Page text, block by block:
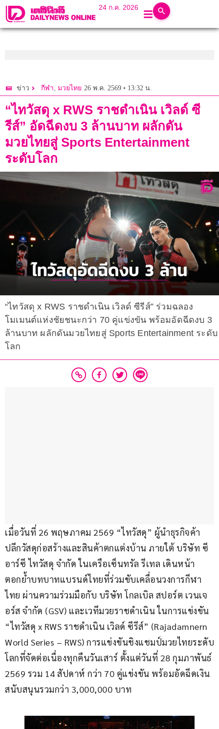
24 ก.ค. 2026
ข่าว กีฬา, มวยไทย 26 พ.ค. 2569 • 13:32 น.
“ไทวัสดุ x RWS ราชดำเนิน เวิลด์ ซี
รีส์” อัดฉีดงบ 3 ล้านบาท ผลักดัน
มวยไทยสู่ Sports Entertainment
ระดับโลก
“ไทวัสดุ x RWS ราชดำเนิน เวิลด์ ซีรีส์” ร่วมฉลอง
โมเมนต์แห่งชัยชนะกว่า 70 คู่แข่งขัน พร้อมอัดฉีดงบ 3
ล้านบาท ผลักดันมวยไทยสู่ Sports Entertainment ระดับ
โลก
เมื่อวันที่ 26 พฤษภาคม 2569 “ไทวัสดุ” ผู้นำธุรกิจค้า
ปลีกวัสดุก่อสร้างและสินค้าตกแต่งบ้าน ภายใต้ บริษัท ซี
อาร์ซี ไทวัสดุ จำกัด ในเครือเซ็นทรัล รีเทล เดินหน้า
ตอกย้ำบทบาทแบรนด์ไทยที่ร่วมขับเคลื่อนวงการกีฬา
ไทย ผ่านความร่วมมือกับ บริษัท โกลเบิล สปอร์ต เวนเจ
อร์ส จำกัด (GSV) และเวทีมวยราชดำเนิน ในการแข่งขัน
“ไทวัสดุ x RWS ราชดำเนิน เวิลด์ ซีรีส์” (Rajadamnern
World Series – RWS) การแข่งขันชิงแชมป์มวยไทยระดับ
โลกที่จัดต่อเนื่องทุกคืนวันเสาร์ ตั้งแต่วันที่ 28 กุมภาพันธ์
2569 รวม 14 สัปดาห์ กว่า 70 คู่แข่งขัน พร้อมอัดฉีดเงิน
สนับสนุนรวมกว่า 3,000,000 บาท